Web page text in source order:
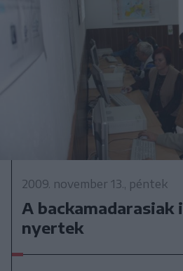
2009. november 13., péntek
A
nyertek